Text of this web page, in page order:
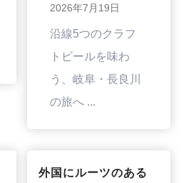
2026年7月19日
沿線5つのクラフ
トビールを味わ
う、岐阜・長良川
の旅へ ...
外国にルーツのある